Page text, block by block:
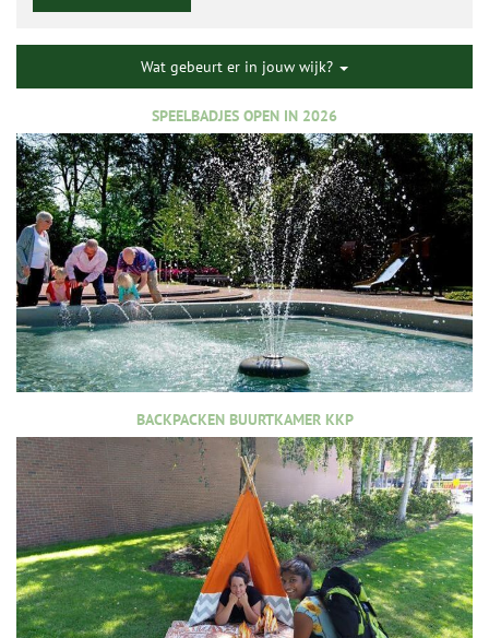
Wat gebeurt er in jouw wijk?
SPEELBADJES OPEN IN 2026
BACKPACKEN BUURTKAMER KKP